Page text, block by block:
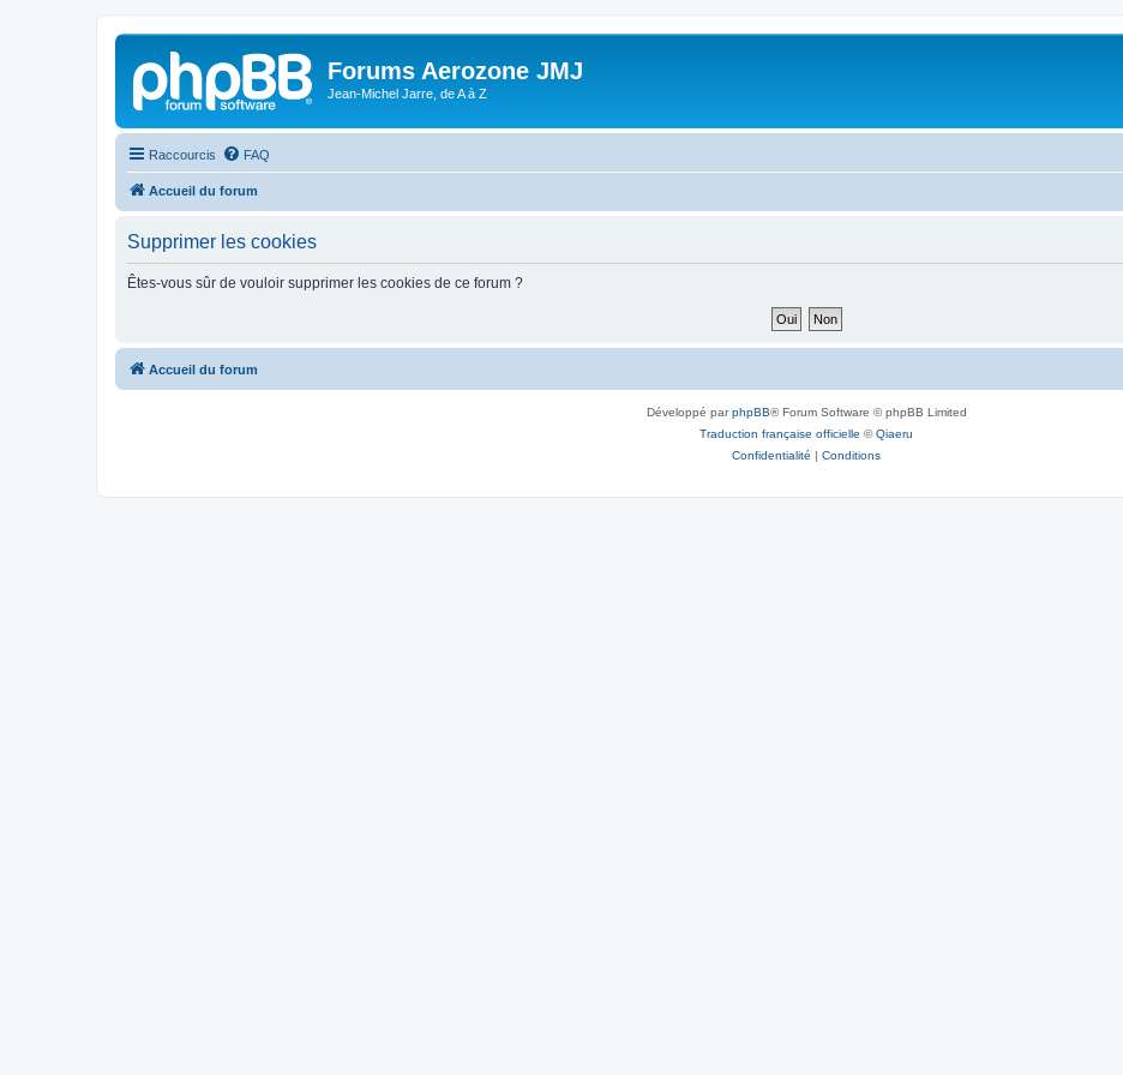
Forums Aerozone JMJ
Jean-Michel Jarre, de A à Z
Raccourcis FAQ
Accueil du forum
Supprimer les cookies
Êtes-vous sûr de vouloir supprimer les cookies de ce forum ?
Accueil du forum
Développé parphpBB® Forum Software © phpBB Limited
Traduction française officielle ©Qiaeru
Confidentialité | Conditions